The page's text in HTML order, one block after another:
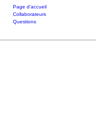
Page d'accueil
Collaborateurs
Questions